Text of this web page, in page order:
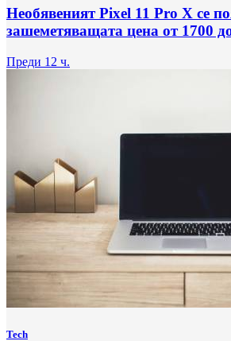
Необявеният Pixel 11 Pro X се
зашеметяващата цена от 1700
Преди 12 ч.
Tech